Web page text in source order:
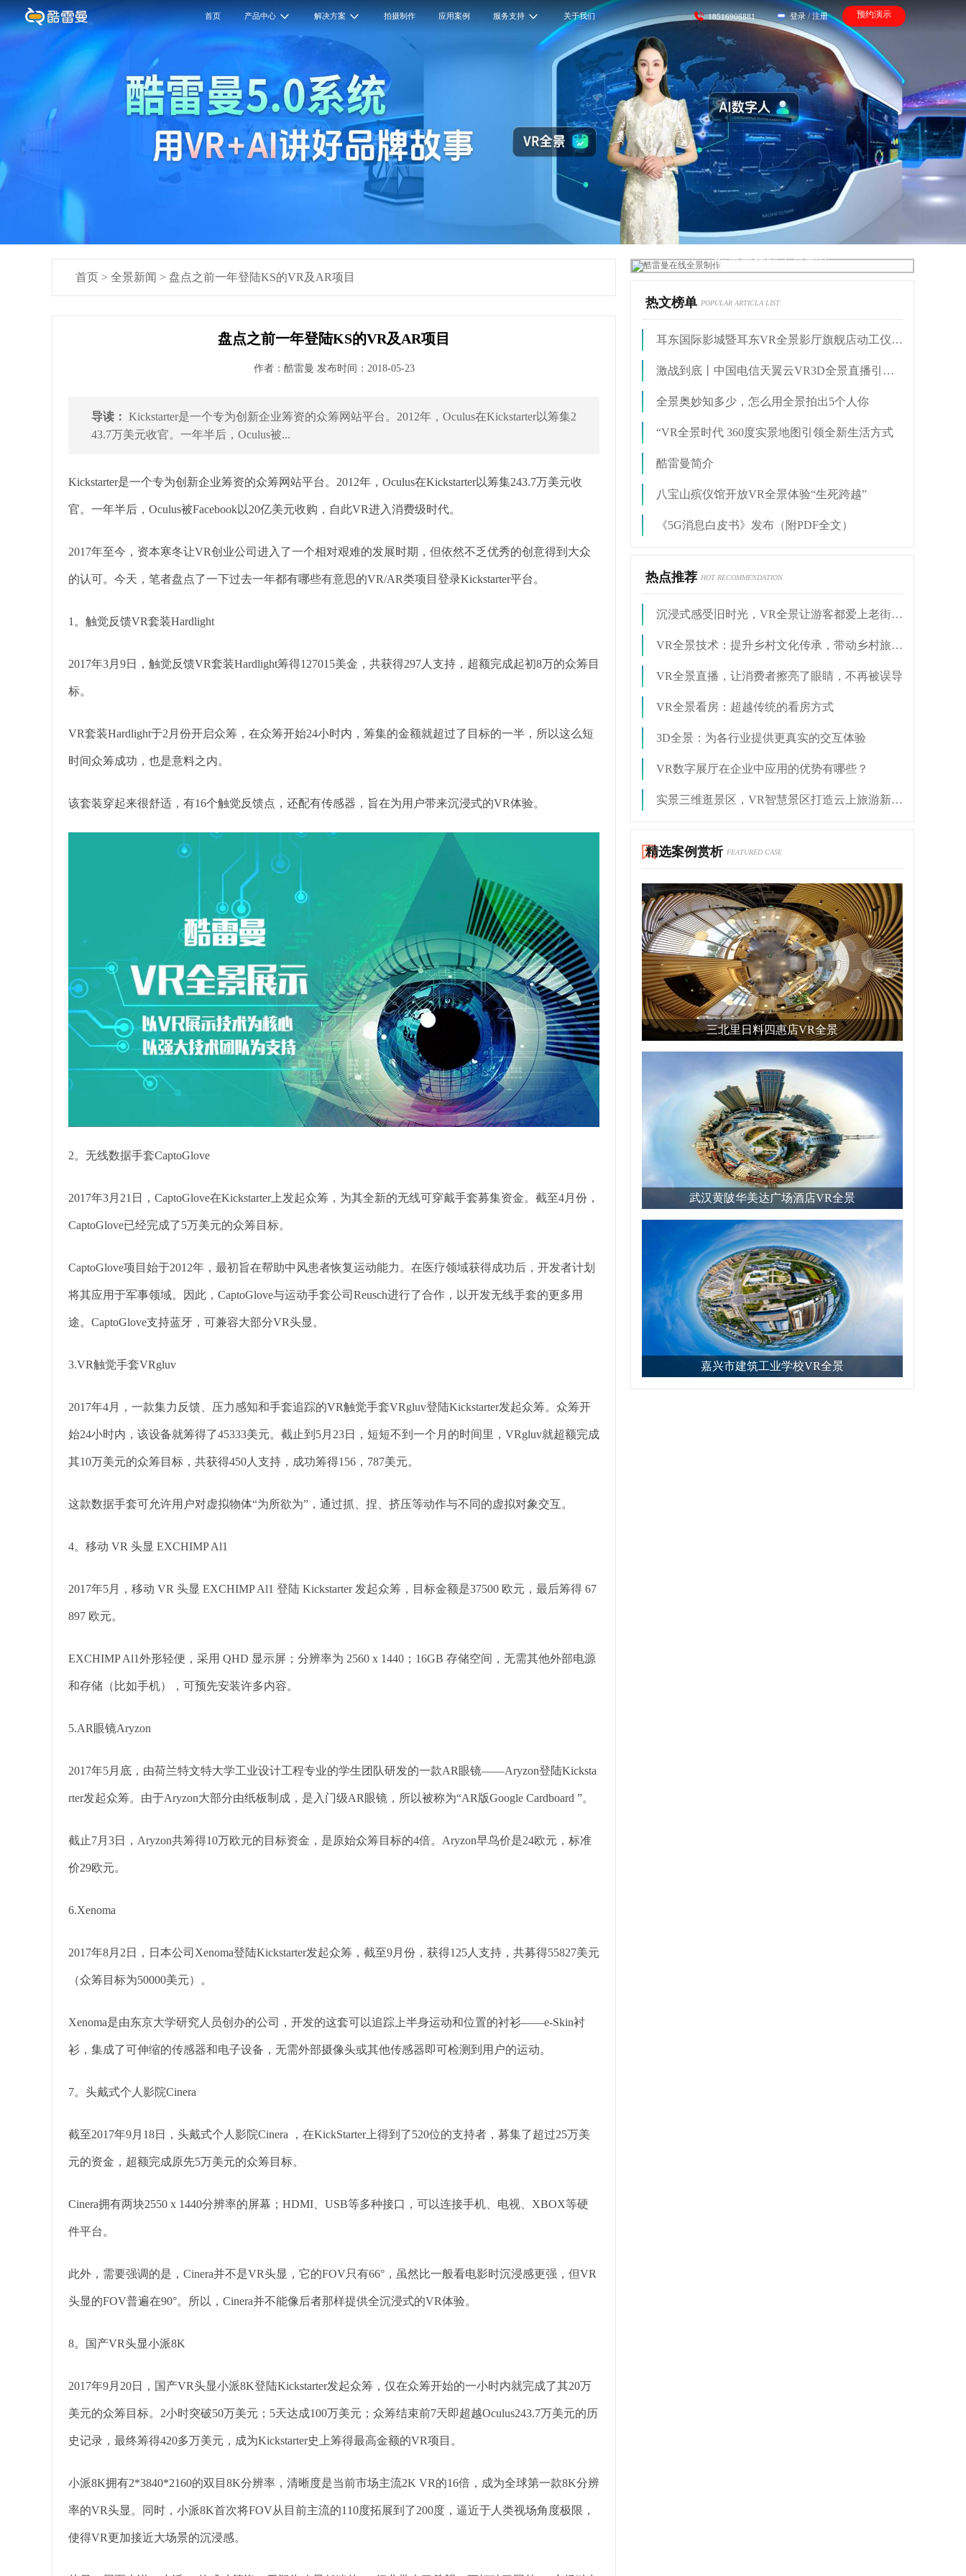
首页 产品中心 解决方案 拍摄制作 应用案例 服务支持 关于我们 18516908881 登录 / 注册 预约演示
首页 > 全景新闻 > 盘点之前一年登陆KS的VR及AR项目
盘点之前一年登陆KS的VR及AR项目
作者：酷雷曼 发布时间：2018-05-23
导读： Kickstarter是一个专为创新企业筹资的众筹网站平台。2012年，Oculus在Kickstarter以筹集2
43.7万美元收官。一年半后，Oculus被...
Kickstarter是一个专为创新企业筹资的众筹网站平台。2012年，Oculus在Kickstarter以筹集243.7万美元收
官。一年半后，Oculus被Facebook以20亿美元收购，自此VR进入消费级时代。
2017年至今，资本寒冬让VR创业公司进入了一个相对艰难的发展时期，但依然不乏优秀的创意得到大众
的认可。今天，笔者盘点了一下过去一年都有哪些有意思的VR/AR类项目登录Kickstarter平台。
1。触觉反馈VR套装Hardlight
2017年3月9日，触觉反馈VR套装Hardlight筹得127015美金，共获得297人支持，超额完成起初8万的众筹目
标。
VR套装Hardlight于2月份开启众筹，在众筹开始24小时内，筹集的金额就超过了目标的一半，所以这么短
时间众筹成功，也是意料之内。
该套装穿起来很舒适，有16个触觉反馈点，还配有传感器，旨在为用户带来沉浸式的VR体验。
2。无线数据手套CaptoGlove
2017年3月21日，CaptoGlove在Kickstarter上发起众筹，为其全新的无线可穿戴手套募集资金。截至4月份，
CaptoGlove已经完成了5万美元的众筹目标。
CaptoGlove项目始于2012年，最初旨在帮助中风患者恢复运动能力。在医疗领域获得成功后，开发者计划
将其应用于军事领域。因此，CaptoGlove与运动手套公司Reusch进行了合作，以开发无线手套的更多用
途。CaptoGlove支持蓝牙，可兼容大部分VR头显。
3.VR触觉手套VRgluv
2017年4月，一款集力反馈、压力感知和手套追踪的VR触觉手套VRgluv登陆Kickstarter发起众筹。众筹开
始24小时内，该设备就筹得了45333美元。截止到5月23日，短短不到一个月的时间里，VRgluv就超额完成
其10万美元的众筹目标，共获得450人支持，成功筹得156，787美元。
这款数据手套可允许用户对虚拟物体“为所欲为”，通过抓、捏、挤压等动作与不同的虚拟对象交互。
4。移动 VR 头显 EXCHIMP Al1
2017年5月，移动 VR 头显 EXCHIMP Al1 登陆 Kickstarter 发起众筹，目标金额是37500 欧元，最后筹得 67
897 欧元。
EXCHIMP Al1外形轻便，采用 QHD 显示屏；分辨率为 2560 x 1440；16GB 存储空间，无需其他外部电源
和存储（比如手机），可预先安装许多内容。
5.AR眼镜Aryzon
2017年5月底，由荷兰特文特大学工业设计工程专业的学生团队研发的一款AR眼镜——Aryzon登陆Kicksta
rter发起众筹。由于Aryzon大部分由纸板制成，是入门级AR眼镜，所以被称为“AR版Google Cardboard ”。
截止7月3日，Aryzon共筹得10万欧元的目标资金，是原始众筹目标的4倍。Aryzon早鸟价是24欧元，标准
价29欧元。
6.Xenoma
2017年8月2日，日本公司Xenoma登陆Kickstarter发起众筹，截至9月份，获得125人支持，共募得55827美元
（众筹目标为50000美元）。
Xenoma是由东京大学研究人员创办的公司，开发的这套可以追踪上半身运动和位置的衬衫——e-Skin衬
衫，集成了可伸缩的传感器和电子设备，无需外部摄像头或其他传感器即可检测到用户的运动。
7。头戴式个人影院Cinera
截至2017年9月18日，头戴式个人影院Cinera ，在KickStarter上得到了520位的支持者，募集了超过25万美
元的资金，超额完成原先5万美元的众筹目标。
Cinera拥有两块2550 x 1440分辨率的屏幕；HDMI、USB等多种接口，可以连接手机、电视、XBOX等硬
件平台。
此外，需要强调的是，Cinera并不是VR头显，它的FOV只有66°，虽然比一般看电影时沉浸感更强，但VR
头显的FOV普遍在90°。所以，Cinera并不能像后者那样提供全沉浸式的VR体验。
8。国产VR头显小派8K
2017年9月20日，国产VR头显小派8K登陆Kickstarter发起众筹，仅在众筹开始的一小时内就完成了其20万
美元的众筹目标。2小时突破50万美元；5天达成100万美元；众筹结束前7天即超越Oculus243.7万美元的历
史记录，最终筹得420多万美元，成为Kickstarter史上筹得最高金额的VR项目。
小派8K拥有2*3840*2160的双目8K分辨率，清晰度是当前市场主流2K VR的16倍，成为全球第一款8K分辨
率的VR头显。同时，小派8K首次将FOV从目前主流的110度拓展到了200度，逼近于人类视场角度极限，
使得VR更加接近大场景的沉浸感。
酷雷曼在线全景制作
热文榜单 POPULAR ARTICLA LIST
耳东国际影城暨耳东VR全景影厅旗舰店动工仪式盛大举行
激战到底丨中国电信天翼云VR3D全景直播引燃拳击热火
全景奥妙知多少，怎么用全景拍出5个人你
“VR全景时代 360度实景地图引领全新生活方式
酷雷曼简介
八宝山殡仪馆开放VR全景体验“生死跨越”
《5G消息白皮书》发布（附PDF全文）
热点推荐 HOT RECOMMENDATION
沉浸式感受旧时光，VR全景让游客都爱上老街区打卡地
VR全景技术：提升乡村文化传承，带动乡村旅游发展
VR全景直播，让消费者擦亮了眼睛，不再被误导
VR全景看房：超越传统的看房方式
3D全景：为各行业提供更真实的交互体验
VR数字展厅在企业中应用的优势有哪些？
实景三维逛景区，VR智慧景区打造云上旅游新体验
精选案例赏析 FEATURED CASE
三北里日料四惠店VR全景
武汉黄陂华美达广场酒店VR全景
嘉兴市建筑工业学校VR全景